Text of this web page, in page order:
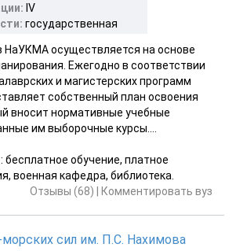
ІV
государственная
НаУКМА осуществляется на основе
Ежегодно в соответствии
и магистерских программ
собственный план освоения
вносит нормативные учебные
им выборочные курсы....
бесплатное обучение, платное
военная кафедра, библиотека.
Отзывы (68)
Комментировать вуз
сил им. П.С. Нахимова